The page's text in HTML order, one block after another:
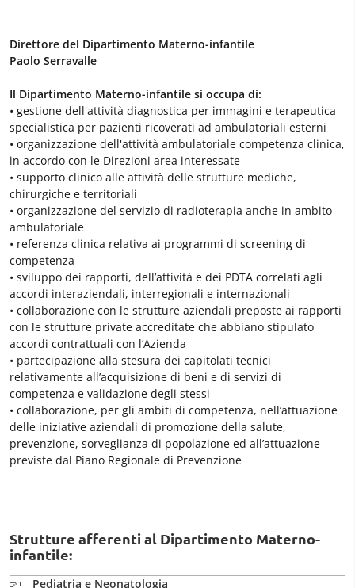
Direttore del Dipartimento Materno-infantile
Paolo Serravalle
Il Dipartimento Materno-infantile si occupa di:
• gestione dell'attività diagnostica per immagini e terapeutica
specialistica per pazienti ricoverati ad ambulatoriali esterni
• organizzazione dell'attività ambulatoriale competenza clinica,
in accordo con le Direzioni area interessate
• supporto clinico alle attività delle strutture mediche,
chirurgiche e territoriali
• organizzazione del servizio di radioterapia anche in ambito
ambulatoriale
• referenza clinica relativa ai programmi di screening di
competenza
• sviluppo dei rapporti, dell’attività e dei PDTA correlati agli
accordi interaziendali, interregionali e internazionali
• collaborazione con le strutture aziendali preposte ai rapporti
con le strutture private accreditate che abbiano stipulato
accordi contrattuali con l’Azienda
• partecipazione alla stesura dei capitolati tecnici
relativamente all’acquisizione di beni e di servizi di
competenza e validazione degli stessi
• collaborazione, per gli ambiti di competenza, nell’attuazione
delle iniziative aziendali di promozione della salute,
prevenzione, sorveglianza di popolazione ed all’attuazione
previste dal Piano Regionale di Prevenzione
Strutture afferenti al Dipartimento Materno-
infantile:
Pediatria e Neonatologia